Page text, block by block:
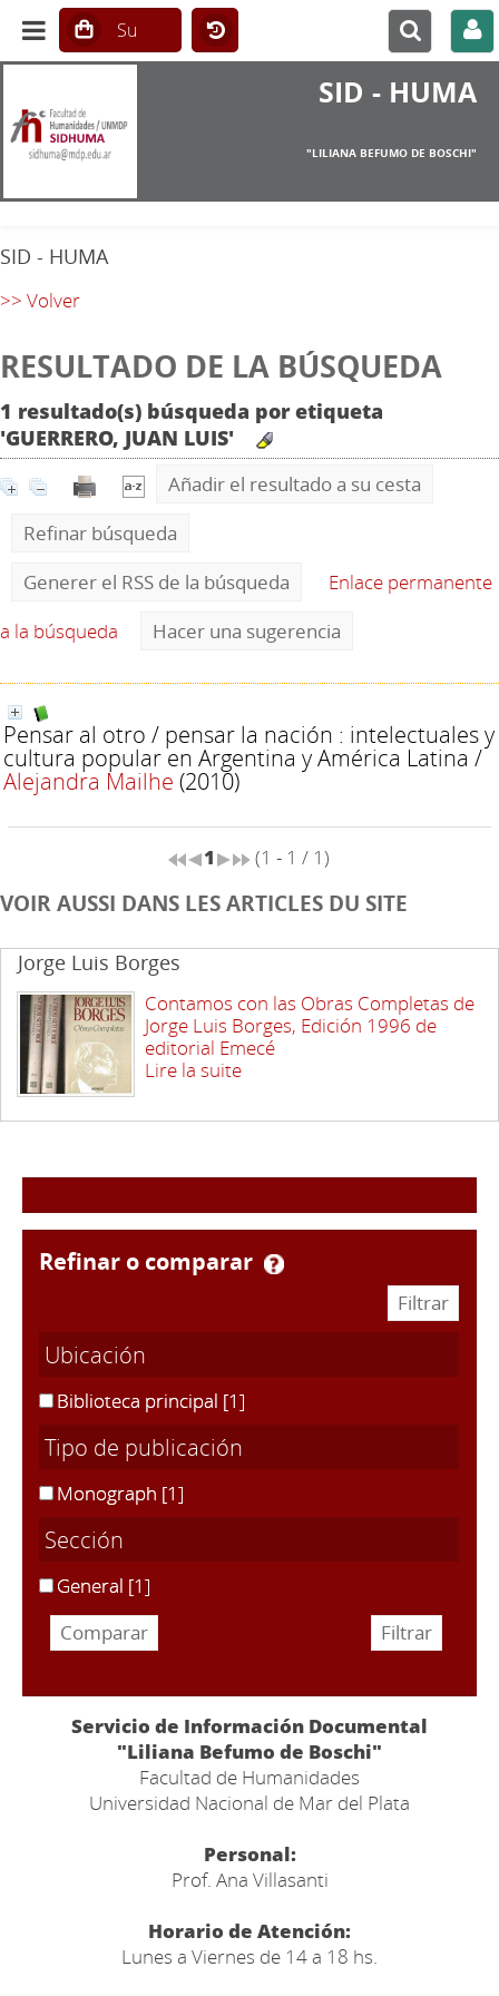
SID - HUMA
"LILIANA BEFUMO DE BOSCHI"
SID - HUMA
>> Volver
RESULTADO DE LA BÚSQUEDA
1 resultado(s) búsqueda por etiqueta
'GUERRERO, JUAN LUIS'
Añadir el resultado a su cesta
Refinar búsqueda
Generer el RSS de la búsqueda
Enlace permanente
a la búsqueda
Hacer una sugerencia
Pensar al otro / pensar la nación : intelectuales y
cultura popular en Argentina y América Latina /
Alejandra Mailhe (2010)
1 (1 - 1 / 1)
VOIR AUSSI DANS LES ARTICLES DU SITE
Jorge Luis Borges
Contamos con las Obras Completas de
Jorge Luis Borges, Edición 1996 de
editorial Emecé
Lire la suite
refinar o comparar
Ubicación
Biblioteca principal [1]
Tipo de publicación
Monograph [1]
Sección
General [1]
Servicio de Información Documental
"Liliana Befumo de Boschi"
Facultad de Humanidades
Universidad Nacional de Mar del Plata
Personal:
Prof. Ana Villasanti
Horario de Atención:
Lunes a Viernes de 14 a 18 hs.